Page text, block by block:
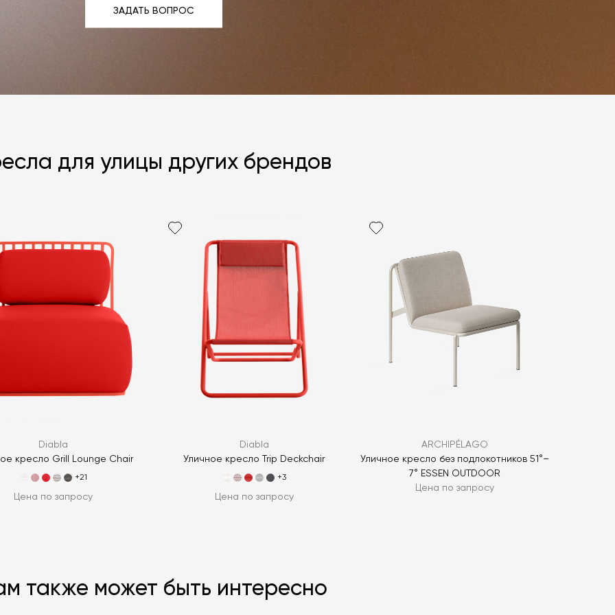
ЗАДАТЬ ВОПРОС
Я согласен с политикой персональных данных
ЗАДАТЬ ВОПРОС
ЗАДАТЬ ВОПРОС
для улицы других брендов
Diabla
кресло Grill Lounge Chair
+21
Цена по запросу
Diabla
Уличное кресло Trip Deckchair
+3
Цена по запросу
ARCHIPÉLAGO
Уличное кресло без подлокотников 51°–
7° ESSEN OUTDOOR
Цена по запросу
также может быть интересно